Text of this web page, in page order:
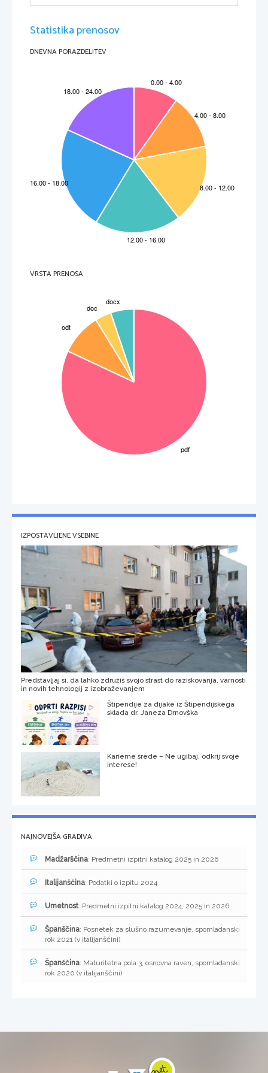
Statistika prenosov
DNEVNA PORAZDELITEV
VRSTA PRENOSA
IZPOSTAVLJENE VSEBINE
Predstavljaj si, da lahko združiš svojo strast do raziskovanja, varnosti
in novih tehnologij z izobraževanjem
Štipendije za dijake iz Štipendijskega
sklada dr. Janeza Drnovška
Karierne srede – Ne ugibaj, odkrij svoje
interese!
NAJNOVEJŠA GRADIVA
Madžarščina: Predmetni izpitni katalog 2025 in 2026
Italijanščina: Podatki o izpitu 2024
Umetnost: Predmetni izpitni katalog 2024, 2025 in 2026
Španščina: Posnetek za slušno razumevanje, spomladanski
rok 2021 (v italijanščini)
Španščina: Maturitetna pola 3, osnovna raven, spomladanski
rok 2020 (v italijanščini)